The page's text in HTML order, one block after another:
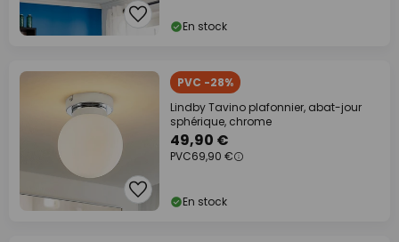
En stock
PVC -28%
Lindby Tavino plafonnier, abat-jour
sphérique, chrome
49,90 €
PVC69,90 €
En stock